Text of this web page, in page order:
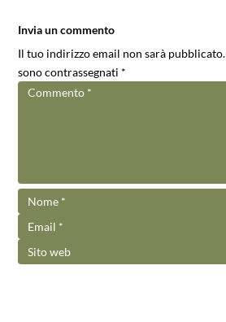
Invia un commento
Il tuo indirizzo email non sarà pubblicato.
sono contrassegnati *